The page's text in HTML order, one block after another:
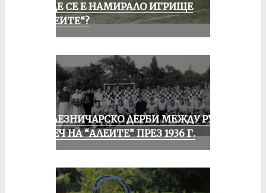
КЪДЕ СЕ Е НАМИРАЛО ИГРИЩЕ
„АЛЕИТЕ“?
ЖЕЛЕЗНИЧАРСКО ДЕРБИ МЕЖДУ РУСЕ
И ПЕЧ НА “АЛЕИТЕ” ПРЕЗ 1936 Г.